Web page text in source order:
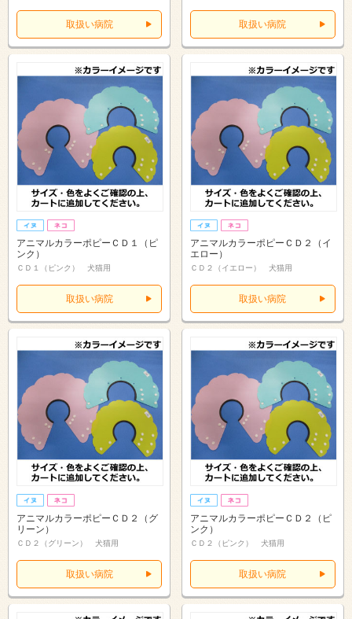
取扱い病院 取扱い病院
アニマルカラーポピーＣＤ１（ピ
ンク）
ＣＤ１（ピンク） 犬猫用
取扱い病院
アニマルカラーポピーＣＤ２（イ
エロー）
ＣＤ２（イエロー） 犬猫用
取扱い病院
アニマルカラーポピーＣＤ２（グ
リーン）
ＣＤ２（グリーン） 犬猫用
取扱い病院
アニマルカラーポピーＣＤ２（ピ
ンク）
ＣＤ２（ピンク） 犬猫用
取扱い病院